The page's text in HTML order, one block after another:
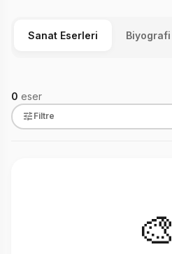
Sanat Eserleri Biyografi
0 eser
Filtre
🎨